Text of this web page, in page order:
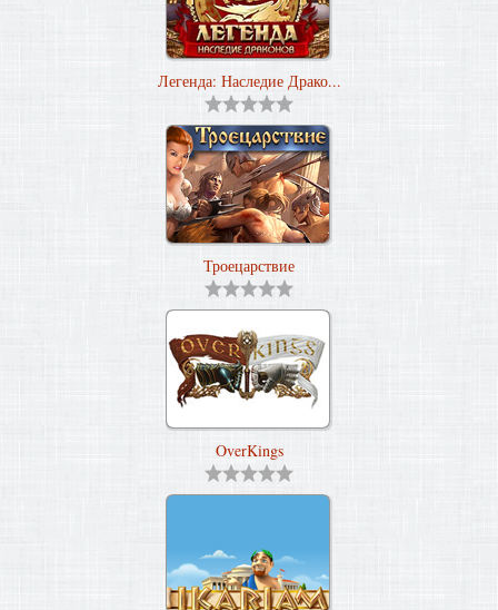
Легенда: Наследие Драко...
Троецарствие
OverKings